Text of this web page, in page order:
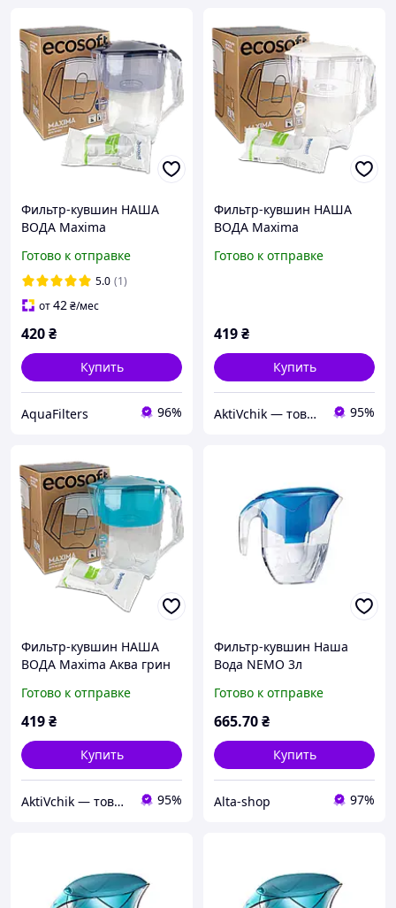
Фильтр-кувшин НАША
ВОДА Maxima
Готово к отправке
5.0 (1)
от42₴/мес
420₴
Купить
AquaFilters 96%
Фильтр-кувшин НАША
ВОДА Maxima
Готово к отправке
419₴
Купить
AktiVchik — товари для відпочинку 95%
Фильтр-кувшин НАША
ВОДА Maxima Аква грин
Готово к отправке
419₴
Купить
AktiVchik — товари для відпочинку 95%
Фильтр-кувшин Наша
Вода NEMO 3л
ECOSOFT
Готово к отправке
665.70₴
Купить
Alta-shop 97%